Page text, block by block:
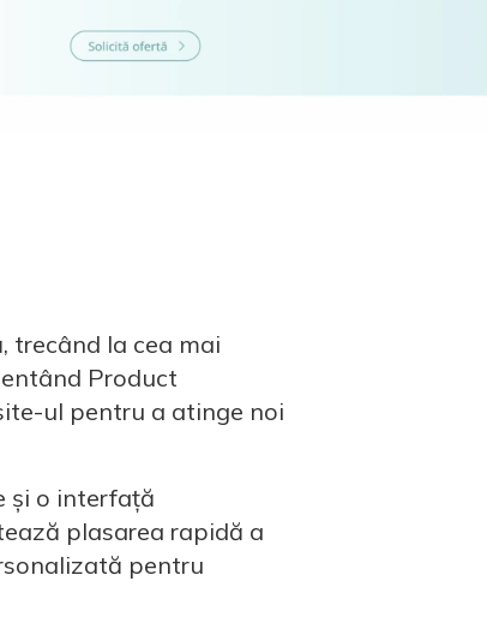
trecând la cea mai
Product
ul pentru a atinge noi
și o interfață
plasarea rapidă a
pentru